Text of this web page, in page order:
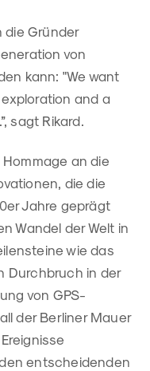
die Gründer
von
kann: "We want
and a
sagt Rikard.
an die
die die
Jahre geprägt
Wandel der Welt in
wie das
Durchbruch in der
von GPS-
der Berliner Mauer
entscheidenden